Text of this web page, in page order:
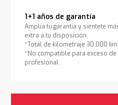
1+1 años de garantía
Amplía tu garantía y siéntete
extra a tu disposición.
*Total de kilometraje 30.000 km
*No compatible para exceso
profesional